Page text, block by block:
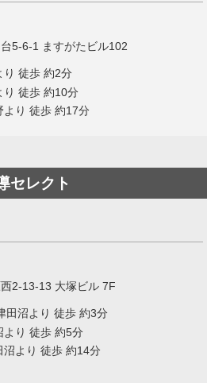
5-6-1 ますがたビル102
り 徒歩 約2分
り 徒歩 約10分
より 徒歩 約17分
セレクト
2-13-13 大塚ビル 7F
田沼より 徒歩 約3分
より 徒歩 約5分
沼より 徒歩 約14分